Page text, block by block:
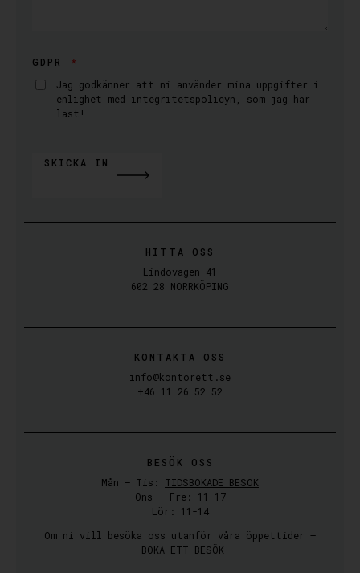
GDPR
Jag godkänner att ni använder mina uppgifter i
enlighet med integritetspolicyn , som jag har
last!
SKICKA IN
HITTA OSS
Lindövägen 41
602 28 NORRKÖPING
KONTAKTA OSS
info@kontorett.se
+46 11 26 52 52
BESÖK OSS
Mån – Tis: TIDSBOKADE BESÖK
Ons – Fre: 11-17
Lör: 11-14
Om ni vill besöka oss utanför våra öppettider –
BOKA ETT BESÖK